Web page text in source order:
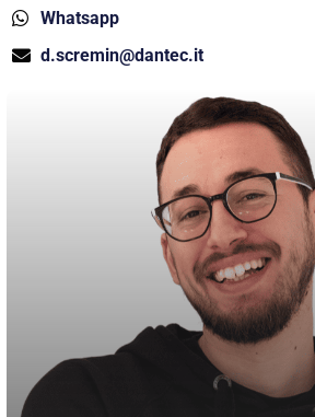
Whatsapp
d.scremin@dantec.it